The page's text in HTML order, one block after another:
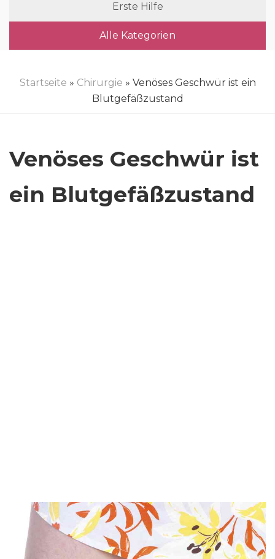
Erste Hilfe
Alle Kategorien
Startseite » Chirurgie » Venöses Geschwür ist ein
Blutgefäßzustand
Venöses Geschwür ist
ein Blutgefäßzustand